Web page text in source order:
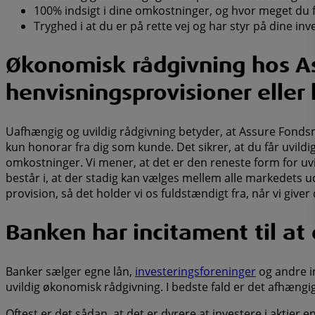
100% indsigt i dine omkostninger, og hvor meget du
Tryghed i at du er på rette vej og har styr på dine
Økonomisk rådgivning hos
henvisningsprovisioner eller
Uafhængig og uvildig rådgivning betyder, at Assure
kun honorar fra dig som kunde. Det sikrer, at du får
omkostninger. Vi mener, at det er den reneste form for
består i, at der stadig kan vælges mellem alle markedets
provision, så det holder vi os fuldstændigt fra, når vi giver
Banken har incitament til at
Banker sælger egne lån, investeringsforeninger og andre
uvildig økonomisk rådgivning. I bedste fald er det